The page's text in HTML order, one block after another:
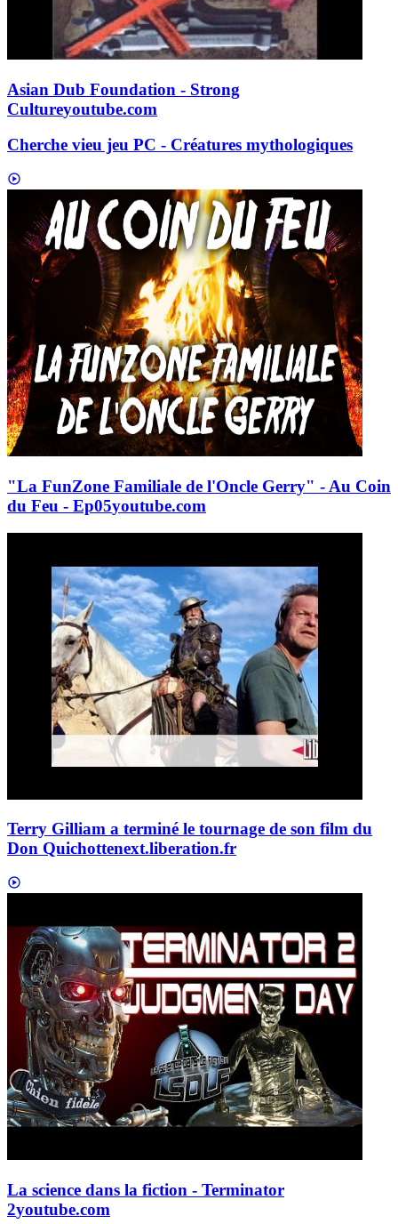
Asian Dub Foundation - Strong
Cultureyoutube.com
Cherche vieu jeu PC - Créatures mythologiques
"La FunZone Familiale de l'Oncle Gerry" - Au Coin
du Feu - Ep05youtube.com
Terry Gilliam a terminé le tournage de son film du
Don Quichottenext.liberation.fr
La science dans la fiction - Terminator
2youtube.com